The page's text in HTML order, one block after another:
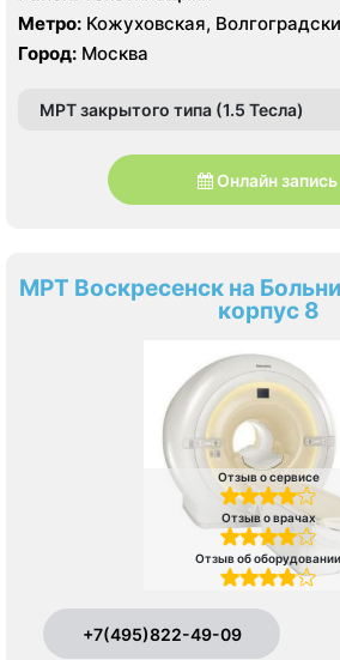
Метро: Кожуховская,
Текстильщики
Город: Москва
МРТ закрытого типа (1.5 Тесла)
Онлайн запись
МРТ Воскресенск на
корпус 8
Отзыв о сервисе
Отзыв о врачах
Отзыв об оборудовании
+7(495)822-49-09